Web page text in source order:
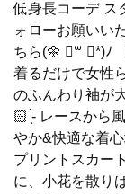
低身長コーデ ス
ォローお願いい
ちら(🌼 ॑꒳ ॑*)ﾉ
着るだけで女性
のふんわり袖が
🏻 ̖́-‬ レースから
やか&快適な着
プリントスカー
に、小花を散り